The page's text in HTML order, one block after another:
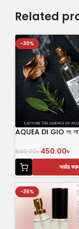
Related
-30%
AQUEA DI GIO লং
640.00৳450.00৳
অর্ডার
-36%